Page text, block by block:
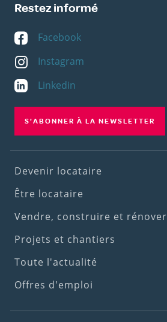
Restez informé
Facebook
Instagram
Linkedin
S'ABONNER À LA NEWSLETTER
Footer
(1st
menu)
Devenir locataire
Être locataire
Vendre, construire et rénover
Projets et chantiers
Toute l'actualité
Offres d'emploi